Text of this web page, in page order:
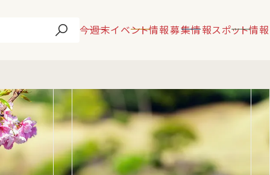
今週末イベント情報募集情報スポット情報